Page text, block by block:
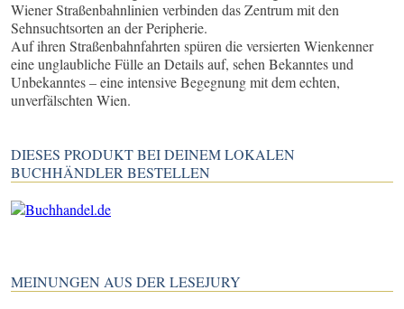
Wiener Straßenbahnlinien verbinden das Zentrum mit den
Sehnsuchtsorten an der Peripherie.
Auf ihren Straßenbahnfahrten spüren die versierten Wienkenner
eine unglaubliche Fülle an Details auf, sehen Bekanntes und
Unbekanntes – eine intensive Begegnung mit dem echten,
unverfälschten Wien.
DIESES PRODUKT BEI DEINEM LOKALEN
BUCHHÄNDLER BESTELLEN
MEINUNGEN AUS DER LESEJURY